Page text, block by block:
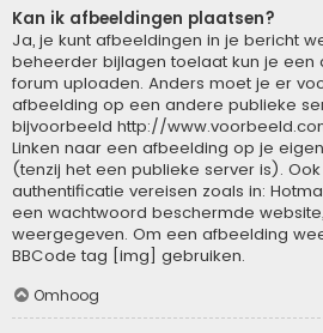
Kan ik afbeeldingen plaatsen?
Ja, je kunt afbeeldingen in je bericht
beheerder bijlagen toelaat kun je een
forum uploaden. Anders moet je er
afbeelding op een andere publieke
bijvoorbeeld http://
Linken naar een afbeelding op je
(tenzij het een publieke server is).
authentificatie vereisen zoals in:
een wachtwoord beschermde
weergegeven. Om een afbeelding
BBCode tag [img] gebruiken.
Omhoog